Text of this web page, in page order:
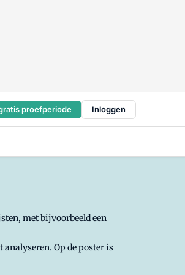
proefperiode Inloggen
met bijvoorbeeld een
Op de poster is